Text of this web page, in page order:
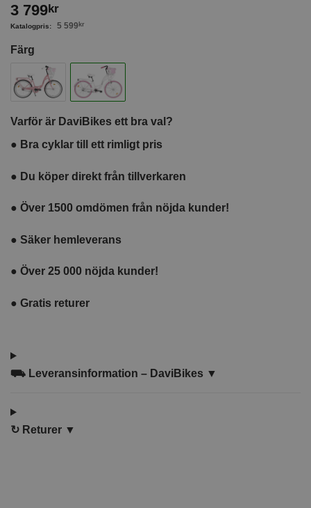
3 799kr
5 599 kr
Färg
Varför är DaviBikes ett bra val?
● Bra cyklar till ett rimligt pris
● Du köper direkt från tillverkaren
● Över 1500 omdömen från nöjda kunder!
● Säker hemleverans
● Över 25 000 nöjda kunder!
● Gratis returer
⛟ Leveransinformation – DaviBikes ▼
↻ Returer ▼